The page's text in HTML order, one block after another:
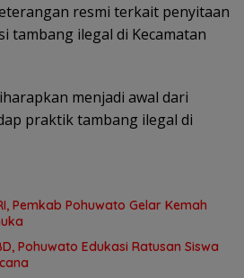
resmi terkait penyitaan
tambang ilegal di Kecamatan
menjadi awal dari
praktik tambang ilegal di
Pemkab Pohuwato Gelar Kemah
Pohuwato Edukasi Ratusan Siswa